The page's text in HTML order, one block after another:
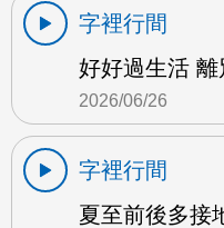
字裡行間
好好過生活 離
2026/06/26
字裡行間
夏至前後多接